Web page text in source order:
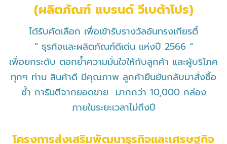
(ผลิตภัณฑ์ แบรนด์ วีเบต้าโปร)
ได้รับคัดเลือก เพื่อเข้ารับรางวัลอันทรงเกียรติ์
“ ธุรกิจและผลิตภัณฑ์ดีเด่น แห่งปี 2566 “
เพื่อยกระดับ ตอกย้ำความมั่นใจให้กับลูกค้า และผู้บริโภค
ทุกๆ ท่าน สินค้าดี มีคุณภาพ ลูกค้ายืนยันกลับมาสั่งซื้อ
ซ้ำ การันตีจากยอดขาย มากกว่า 10,000 กล่อง
ภายในระยะเวลาไม่ถึงปี
โครงการส่งเสริมพัฒนาธุรกิจและเศรษฐกิจ